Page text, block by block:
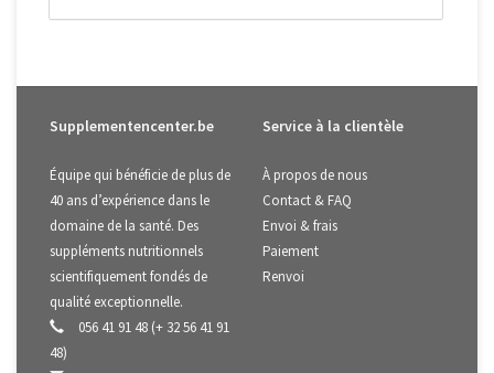
Supplementencenter.be
Équipe qui bénéficie de plus de
40 ans d’expérience dans le
domaine de la santé. Des
suppléments nutritionnels
scientifiquement fondés de
qualité exceptionnelle.
056 41 91 48 (+ 32 56 41 91
48)
Service à la clientèle
À propos de nous
Contact & FAQ
Envoi & frais
Paiement
Renvoi